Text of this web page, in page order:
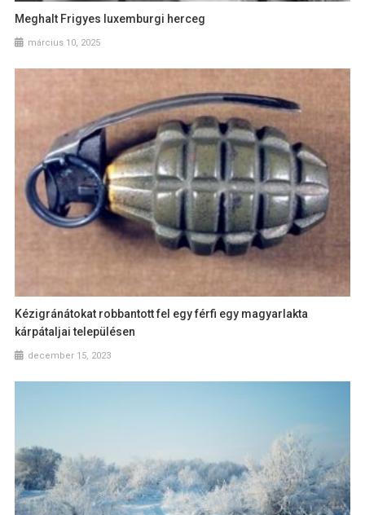
Meghalt Frigyes luxemburgi herceg
március 10, 2025
Kézigránátokat robbantott fel egy férfi egy magyarlakta
kárpátaljai településen
december 15, 2023